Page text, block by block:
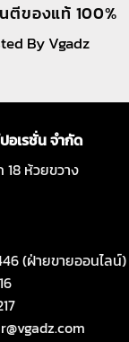
ตีของแท้ 100%
By Vgadz
อเรชั่น จำกัด
ห้วยขวาง
(ฝ่ายขายออนไลน์)